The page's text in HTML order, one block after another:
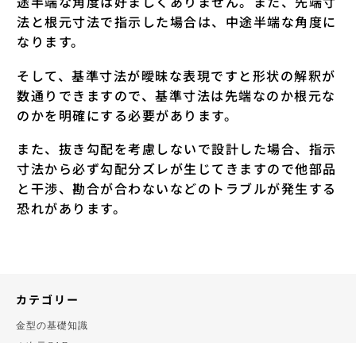
法と根元寸法で指示した場合は、中途半端な角度に
なります。
そして、基準寸法が曖昧な表現ですと形状の解釈が
数通りできますので、基準寸法は先端なのか根元な
のかを明確にする必要があります。
また、抜き勾配を考慮しないで設計した場合、指示
寸法から必ず勾配分ズレが生じてきますので他部品
と干渉、勘合が合わないなどのトラブルが発生する
恐れがあります。
カテゴリー
金型の基礎知識